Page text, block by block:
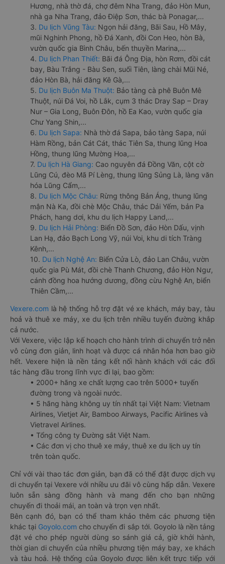
Hương, nhà thờ đá, chợ đêm Nha Trang, đảo Hòn Mun,
nhà ga Nha Trang, đảo Điệp Sơn, thác bà Ponagar,...
3. Du lịch Vũng Tàu: Ngọn hải đăng, Bãi Sau, Hồ Mây,
mũi Nghinh Phong, hồ Đá Xanh, đồi Con Heo, hòn Bà,
vườn quốc gia Bình Châu, bến thuyền Marina,...
4. Du lịch Phan Thiết: Bãi đá Ông Địa, hòn Rơm, đồi cát
bay, Bàu Trắng - Bàu Sen, suối Tiên, làng chài Mũi Né,
đảo Hòn Bà, hải đăng Kê Gà,...
5. Du lịch Buôn Ma Thuột: Bảo tàng cà phê Buôn Mê
Thuột, núi Đá Voi, hồ Lắk, cụm 3 thác Dray Sap – Dray
Nur – Gia Long, Buôn Đôn, hồ Ea Kao, vườn quốc gia
Chư Yang Shin,...
6. Du lịch Sapa: Nhà thờ đá Sapa, bảo tàng Sapa, núi
Hàm Rồng, bản Cát Cát, thác Tiên Sa, thung lũng Hoa
Hồng, thung lũng Mường Hoa,...
7. Du lịch Hà Giang: Cao nguyên đá Đồng Văn, cột cờ
Lũng Cú, đèo Mã Pí Lèng, thung lũng Sủng Là, làng văn
hóa Lũng Cẩm,...
8. Du lịch Mộc Châu: Rừng thông Bản Áng, thung lũng
mận Nà Ka, đồi chè Mộc Châu, thác Dải Yếm, bản Pa
Phách, hang dơi, khu du lịch Happy Land,...
9. Du lịch Hải Phòng: Biển Đồ Sơn, đảo Hòn Dấu, vịnh
Lan Hạ, đảo Bạch Long Vỹ, núi Voi, khu di tích Tràng
Kênh,...
10. Du lịch Nghệ An: Biển Cửa Lò, đảo Lan Châu, vườn
quốc gia Pù Mát, đồi chè Thanh Chương, đảo Hòn Ngư,
cánh đồng hoa hướng dương, đồng cừu Nghệ An, biển
Thiên Cầm,...
Vexere.com là hệ thống hỗ trợ đặt vé xe khách, máy bay, tàu
hoả và thuê xe máy, xe du lịch trên nhiều tuyến đường khắp
cả nước.
Với Vexere, việc lập kế hoạch cho hành trình di chuyển trở nên
vô cùng đơn giản, linh hoạt và được cá nhân hóa hơn bao giờ
hết. Vexere hiện là nền tảng kết nối hành khách với các đối
tác hàng đầu trong lĩnh vực đi lại, bao gồm:
• 2000+ hãng xe chất lượng cao trên 5000+ tuyến
đường trong và ngoài nước.
• 5 hãng hàng không uy tín nhất tại Việt Nam: Vietnam
Airlines, Vietjet Air, Bamboo Airways, Pacific Airlines và
Vietravel Airlines.
• Tổng công ty Đường sắt Việt Nam.
• Các đơn vị cho thuê xe máy, thuê xe du lịch uy tín
trên toàn quốc.
Chỉ với vài thao tác đơn giản, bạn đã có thể đặt được dịch vụ
di chuyển tại Vexere với nhiều ưu đãi vô cùng hấp dẫn. Vexere
luôn sẵn sàng đồng hành và mang đến cho bạn những
chuyến đi thoải mái, an toàn và trọn vẹn nhất.
Bên cạnh đó, bạn có thể tham khảo thêm các phương tiện
khác tại Goyolo.com cho chuyến đi sắp tới. Goyolo là nền tảng
đặt vé cho phép người dùng so sánh giá cả, giờ khởi hành,
thời gian di chuyển của nhiều phương tiện máy bay, xe khách
và tàu hoả. Hệ thống của Goyolo được liên kết trực tiếp với